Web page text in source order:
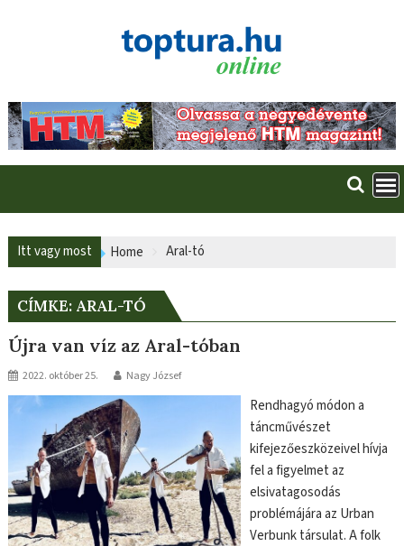
Itt vagy most Home Aral-tó
CÍMKE: ARAL-TÓ
Újra van víz az Aral-tóban
2022. október 25. Nagy József
Rendhagyó módon a
táncművészet
kifejezőeszközeivel hívja
fel a figyelmet az
elsivatagosodás
problémájára az Urban
Verbunk társulat. A folk